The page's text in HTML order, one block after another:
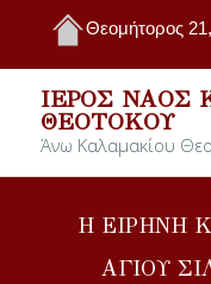
Θεομήτορος
ΙΕΡΌΣ ΝΑΌΣ
ΘΕΟΤΌΚΟΥ
Άνω Καλαμακίου
Η ΕΙΡΗΝΗ
ΑΓΙΟΥ